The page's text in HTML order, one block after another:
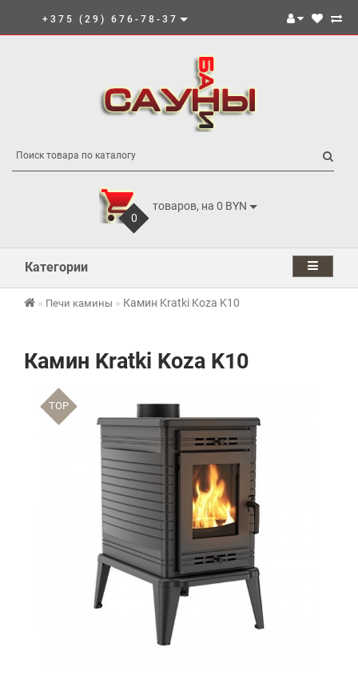
+375 (29) 676-78-37
0
товаров, на 0 BYN
Категории
Печи камины Камин Kratki Koza K10
Камин Kratki Koza K10
TOP